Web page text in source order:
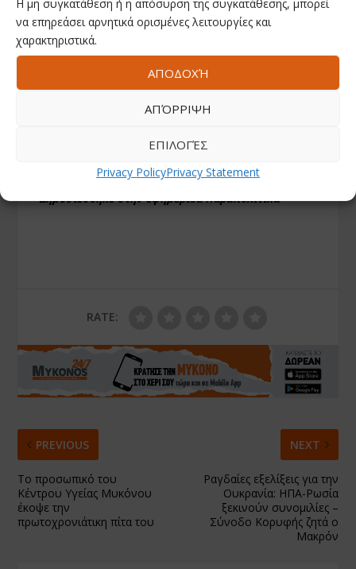
Η μη συγκατάθεση ή η απόσυρση της συγκατάθεσης, μπορεί
να επηρεάσει αρνητικά ορισμένες λειτουργίες και
χαρακτηριστικά.
ΑΠΟΔΟΧΉ
ΑΠΌΡΡΙΨΗ
ΕΠΙΛΟΓΈΣ
Privacy PolicyPrivacy Statement
απογοητευµένους προοδευτικούς ψηφοφόρους της
Ν.∆., και µε τις συνδιασκέψεις θέλουµε να σταθούµε
δίπλα και µαζί µε τον πολίτη που νιώθει απογοήτευση,
φόβο και οργή. Οχι για να πούµε αυτά που λέει ο
ίδιος. Αλλά για να του πούµε ότι υπάρχει άλλος
δρόµος. Ο δρόµος του ΠΑΣΟΚ. Μόνο έτσι θα
υπηρετήσουµε τον λαό και την πατρίδα, και άρα τον
*Δημοσιεύθηκε στην εφημερίδα Παραπολιτικά
RATE:
PREVIOUS
Το προσωπικό του
Κέντρου Υγείας Μυκόνου
έκοψε την
πρωτοχρονιάτικη πίτα του
NEXT
Ραγδαίες εξελίξεις για την
Ουκρανία: ΗΠΑ-Ρωσία
ξεκινούν συνομιλίες –
Σύνοδο Κορυφής ζητά ο
Μακρόν